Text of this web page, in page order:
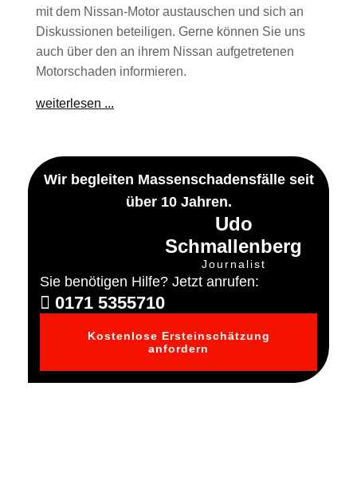
mit dem Nissan-Motor austauschen und sich an
Diskussionen beteiligen. Gerne können Sie uns
auch über den an ihrem Nissan aufgetretenen
Motorschaden informieren.
weiterlesen ...
Wir begleiten Massenschadensfälle seit
über 10 Jahren.
Udo
Schmallenberg
Journalist
Sie benötigen Hilfe? Jetzt anrufen:
0171 5355710
Kostenlose Ersteinschätzung
anfordern